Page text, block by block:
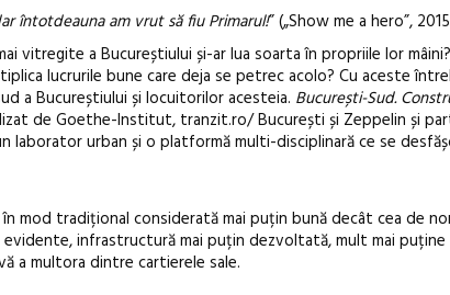
întotdeauna am vrut să fiu Primarul!” („Show me a hero”,
vitregite a Bucureștiului și-ar lua soarta în propriile lor
lucrurile bune care deja se petrec acolo? Cu aceste
a Bucureștiului și locuitorilor acesteia. București-Sud.
de Goethe-Institut, tranzit.ro/ București și Zeppelin și
laborator urban și o platformă multi-disciplinară ce se
mod tradițional considerată mai puțin bună decât cea de
evidente, infrastructură mai puțin dezvoltată, mult mai
a multora dintre cartierele sale.